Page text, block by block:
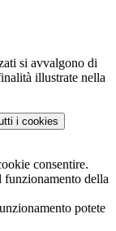
si avvalgono di
illustrate nella
i cookies
consentire.
funzionamento della
potete